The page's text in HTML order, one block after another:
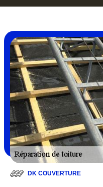
DK COUVERTURE